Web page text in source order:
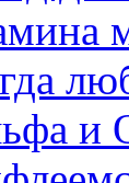
и